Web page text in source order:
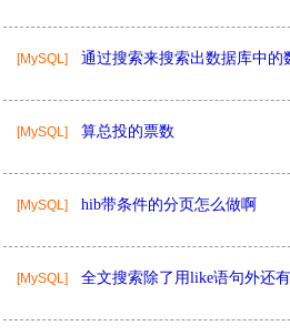
[MySQL] 通过搜索来搜索出数据库中的
[MySQL] 算总投的票数
[MySQL] hib带条件的分页怎么做啊
[MySQL] 全文搜索除了用like语句外还